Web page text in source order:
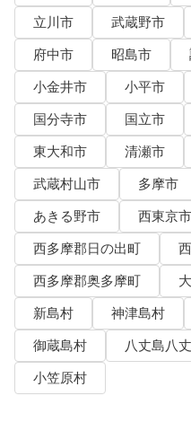
立川市
武蔵野市
府中市
昭島市
小金井市
小平市
国分寺市
国立市
東大和市
清瀬市
武蔵村山市
多摩市
あきる野市
西東京市
西多摩郡日の出町
西多摩郡奥多摩町
新島村
神津島村
御蔵島村
八丈島八
小笠原村